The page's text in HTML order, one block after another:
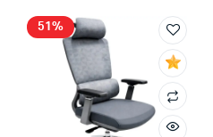
51%